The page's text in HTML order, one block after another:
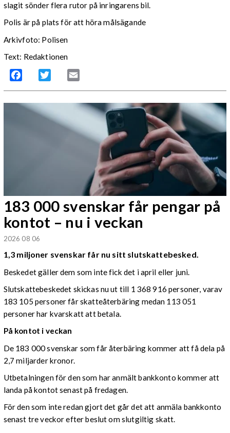
slagit sönder flera rutor på inringarens bil.
Polis är på plats för att höra målsägande
Arkivfoto: Polisen
Text: Redaktionen
Facebook Twitter
183 000 svenskar får pengar på
kontot – nu i veckan
2026 08 06
1,3 miljoner svenskar får nu sitt slutskattebesked.
Beskedet gäller dem som inte fick det i april eller juni.
Slutskattebeskedet skickas nu ut till 1 368 916 personer, varav
183 105 personer får skatteåterbäring medan 113 051
personer har kvarskatt att betala.
På kontot i veckan
De 183 000 svenskar som får återbäring kommer att få dela på
2,7 miljarder kronor.
Utbetalningen för den som har anmält bankkonto kommer att
landa på kontot senast på fredagen.
För den som inte redan gjort det går det att anmäla bankkonto
senast tre veckor efter beslut om slutgiltig skatt.